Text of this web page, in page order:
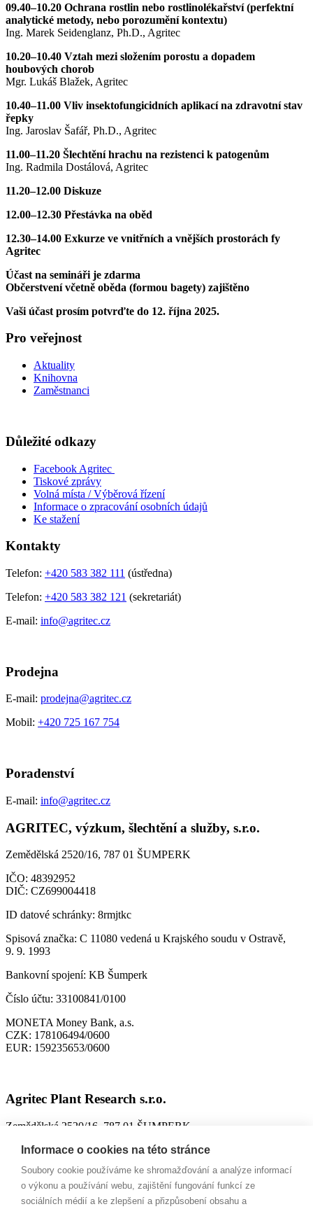
09.40–10.20 Ochrana rostlin nebo rostlinolékařství (perfektní
analytické metody, nebo porozumění kontextu)
Ing. Marek Seidenglanz, Ph.D., Agritec
10.20–10.40 Vztah mezi složením porostu a dopadem
houbových chorob
Mgr. Lukáš Blažek, Agritec
10.40–11.00 Vliv insektofungicidních aplikací na zdravotní stav
řepky
Ing. Jaroslav Šafář, Ph.D., Agritec
11.00–11.20 Šlechtění hrachu na rezistenci k patogenům
Ing. Radmila Dostálová, Agritec
11.20–12.00 Diskuze
12.00–12.30 Přestávka na oběd
12.30–14.00 Exkurze ve vnitřních a vnějších prostorách fy
Agritec
Účast na semináři je zdarma
Občerstvení včetně oběda (formou bagety) zajištěno
Vaši účast prosím potvrďte do 12. října 2025.
Pro veřejnost
Aktuality
Knihovna
Zaměstnanci
Důležité odkazy
Facebook Agritec
Tiskové zprávy
Volná místa / Výběrová řízení
Informace o zpracování osobních údajů
Ke stažení
Kontakty
Telefon: +420 583 382 111 (ústředna)
Telefon: +420 583 382 121 (sekretariát)
E-mail: info@agritec.cz
Prodejna
E-mail: prodejna@agritec.cz
Mobil: +420 725 167 754
Poradenství
E-mail: info@agritec.cz
AGRITEC, výzkum, šlechtění a služby, s.r.o.
Zemědělská 2520/16, 787 01 ŠUMPERK
IČO: 48392952
DIČ: CZ699004418
ID datové schránky: 8rmjtkc
Spisová značka: C 11080 vedená u Krajského soudu v Ostravě,
9. 9. 1993
Bankovní spojení: KB Šumperk
Číslo účtu: 33100841/0100
MONETA Money Bank, a.s.
CZK: 178106494/0600
EUR: 159235653/0600
Agritec Plant Research s.r.o.
Zemědělská 2520/16, 787 01 ŠUMPERK
IČO:26784246
ID datové schránky:n63jtkm
Informace o cookies na této stránce
Soubory cookie používáme ke shromažďování a analýze informací
o výkonu a používání webu, zajištění fungování funkcí ze
sociálních médií a ke zlepšení a přizpůsobení obsahu a